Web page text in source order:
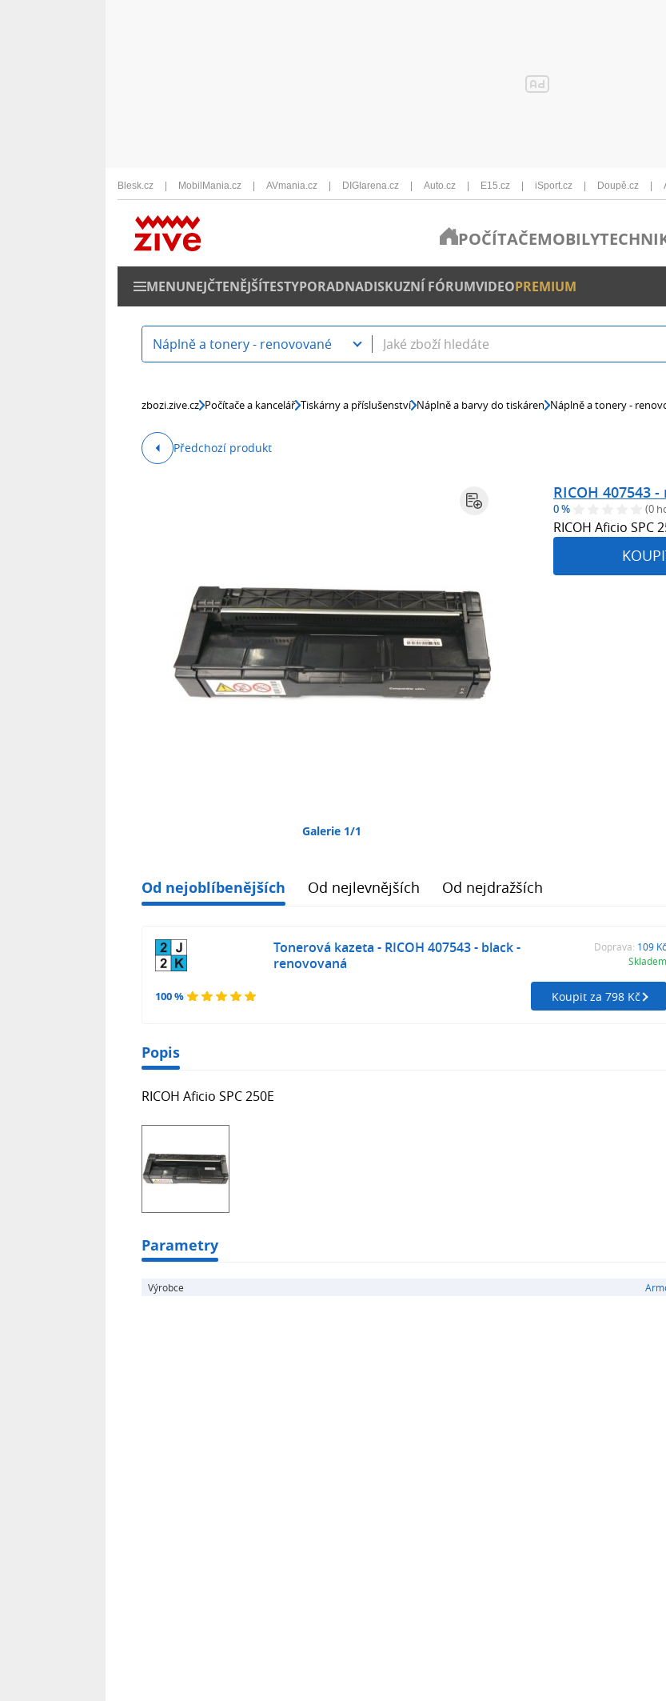
Blesk.cz MobilMania.cz AVmania.cz DIGIarena.cz Auto.cz E15.cz iSport.cz Doupě.cz
POČÍTAČEMOBILY
MENUNEJČTENĚJŠÍTESTYPORADNADISKUZNÍ FÓRUMVIDEOPREMIUM
Náplně a tonery - renovované
zbozi.zive.cz Počítače a kancelář Tiskárny a příslušenství Náplně a barvy do tiskáren Náplně a tonery -
Předchozí produkt
Galerie 1/1
RICOH 407543
0 % (0
RICOH Aficio SPC
Od nejoblíbenějších Od nejlevnějších Od nejdražších
100 %
Tonerová kazeta - RICOH 407543 - black -
renovovaná
Doprava: 109 Kč
Skladem
Koupit za 798 Kč
Popis
RICOH Aficio SPC 250E
Parametry
Výrobce